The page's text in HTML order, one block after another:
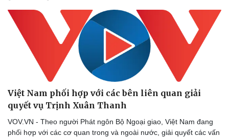
Việt Nam phối hợp với các bên liên quan giải
quyết vụ Trịnh Xuân Thanh
VOV.VN - Theo người Phát ngôn Bộ Ngoại giao, Việt Nam đang
phối hợp với các cơ quan trong và ngoài nước, giải quyết các vấn